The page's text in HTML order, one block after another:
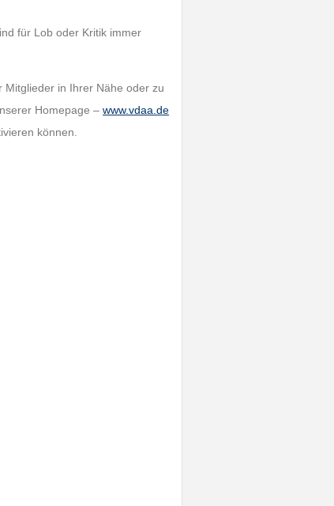
für Lob oder Kritik immer
Mitglieder in Ihrer Nähe oder zu
Homepage –www.vdaa.de
können.